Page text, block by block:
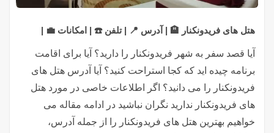
هتل های فریدونکنار 🏨 | آدرس 📍 | تلفن ☎️ | امکانات 💼 |
آیا قصد سفر به شهر فریدونکنار را دارید؟ آیا برای اقامت
برنامه چیده اید که کجا استراحت کنید؟ آیا آدرس هتل های
فریدونکنار را می دانید؟ اگر اطلاعات خاصی در مورد هتل
های فریدونکنار ندارید نگران نباشید در ادامه مقاله می
خواهیم بهترین هتل های فریدونکنار را از جمله آدرس،